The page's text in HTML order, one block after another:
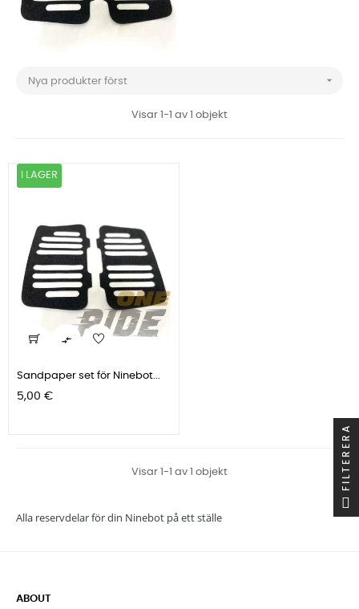
Nya produkter först 
Visar 1-1 av 1 objekt
I LAGER

Sandpaper set för Ninebot...
Pris
5,00 €
Visar 1-1 av 1 objekt
Alla reservdelar för din Ninebot på ett ställe
ABOUT
FILTERERA